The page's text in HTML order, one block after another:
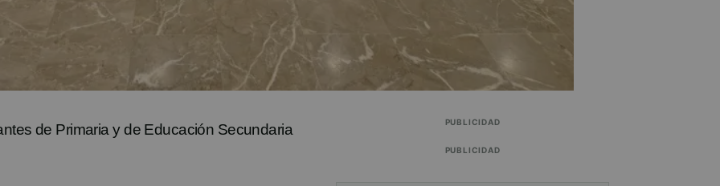
de Primaria y de Educación Secundaria
PUBLICIDAD
PUBLICIDAD